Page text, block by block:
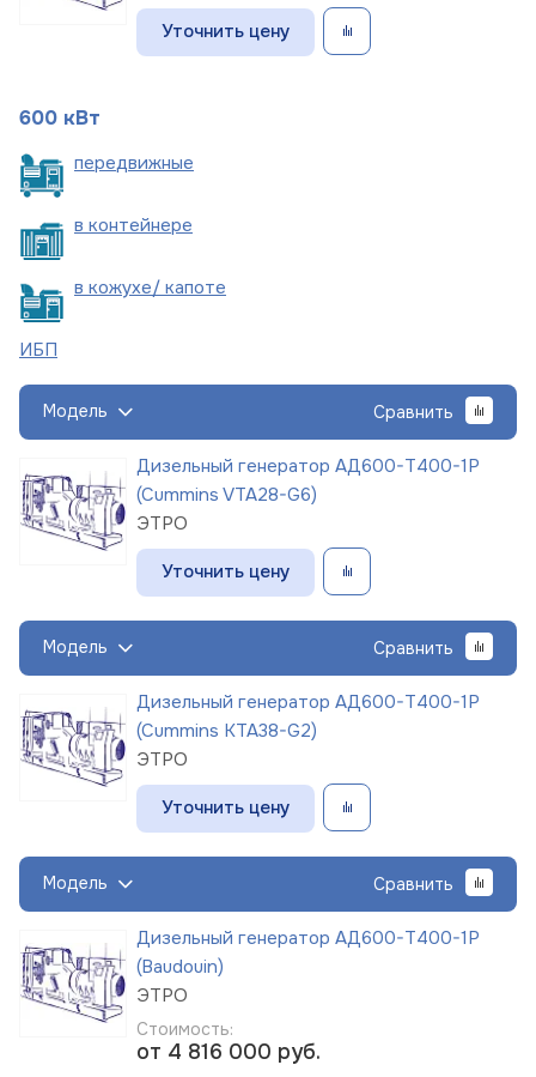
Уточнить цену
600 кВт
передвижные
в контейнере
в кожухе/ капоте
ИБП
Модель Сравнить
Дизельный генератор АД600-Т400-1Р
(Cummins VTA28-G6)
ЭТРО
Уточнить цену
Модель Сравнить
Дизельный генератор АД600-Т400-1Р
(Cummins KTA38-G2)
ЭТРО
Уточнить цену
Модель Сравнить
Дизельный генератор АД600-Т400-1Р
(Baudouin)
ЭТРО
Стоимость:
от 4 816 000 руб.